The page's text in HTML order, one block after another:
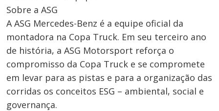
Sobre a ASG
A ASG Mercedes-Benz é a equipe oficial da
montadora na Copa Truck. Em seu terceiro ano
de história, a ASG Motorsport reforça o
compromisso da Copa Truck e se compromete
em levar para as pistas e para a organização das
corridas os conceitos ESG – ambiental, social e
governança.